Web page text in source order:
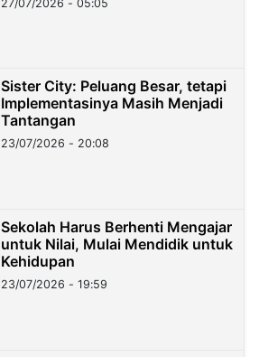
27/07/2026 - 05:05
Sister City: Peluang Besar, tetapi
Implementasinya Masih Menjadi
Tantangan
23/07/2026 - 20:08
Sekolah Harus Berhenti Mengajar
untuk Nilai, Mulai Mendidik untuk
Kehidupan
23/07/2026 - 19:59